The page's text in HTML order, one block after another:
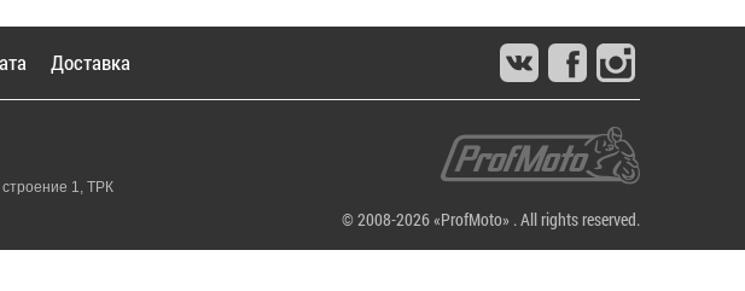
Доставка
строение 1, ТРК
© 2008-2026 «ProfMoto» . All rights reserved.